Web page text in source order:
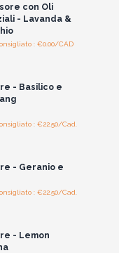
con Oli
- Lavanda &
: €0.00/CAD
- Basilico e
: €22.50/Cad.
- Geranio e
: €22.50/Cad.
- Lemon